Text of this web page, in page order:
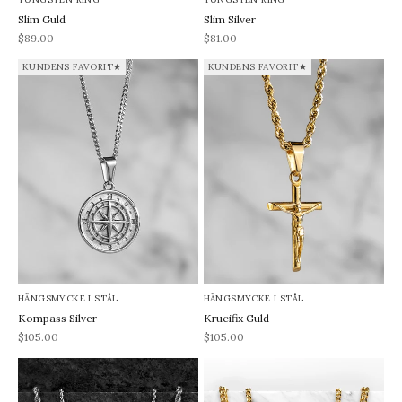
Slim Guld
REA-pris
$89.00
Slim Silver
REA-pris
$81.00
KUNDENS FAVORIT★
HÄNGSMYCKE I STÅL
Kompass Silver
REA-pris
$105.00
KUNDENS FAVORIT★
HÄNGSMYCKE I STÅL
Krucifix Guld
REA-pris
$105.00